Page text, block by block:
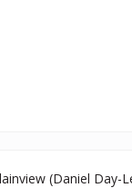
(Daniel Day-